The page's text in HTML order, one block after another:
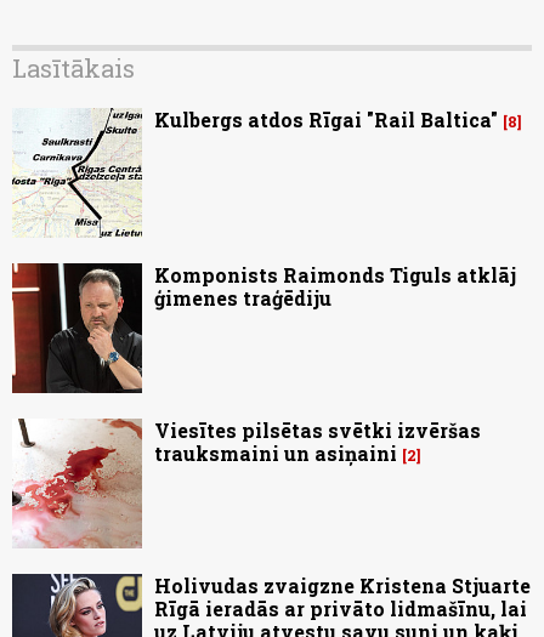
Lasītākais
Kulbergs atdos Rīgai "Rail Baltica" 8
Komponists Raimonds Tiguls atklāj
ģimenes traģēdiju
Viesītes pilsētas svētki izvēršas
trauksmaini un asiņaini
2
Holivudas zvaigzne Kristena Stjuarte
Rīgā ieradās ar privāto lidmašīnu, lai